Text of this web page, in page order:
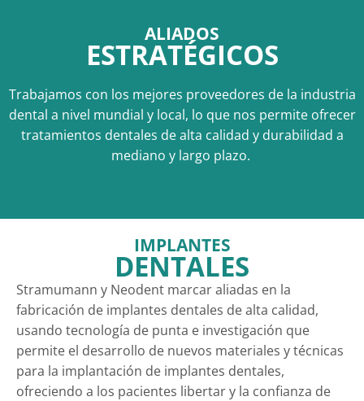
ALIADOS
ESTRATÉGICOS
Trabajamos con los mejores proveedores de la industria
dental a nivel mundial y local, lo que nos permite ofrecer
tratamientos dentales de alta calidad y durabilidad a
mediano y largo plazo.
IMPLANTES
DENTALES
Stramumann y Neodent marcar aliadas en la
fabricación de implantes dentales de alta calidad,
usando tecnología de punta e investigación que
permite el desarrollo de nuevos materiales y técnicas
para la implantación de implantes dentales,
ofreciendo a los pacientes libertar y la confianza de